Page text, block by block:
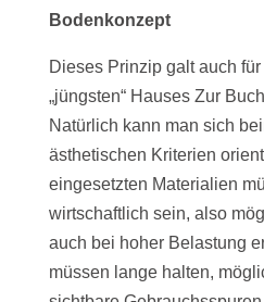
Bodenkonzept
Dieses Prinzip galt auch
„jüngsten“ Hauses Zur
Natürlich kann man sich
ästhetischen Kriterien
eingesetzten Materialien
wirtschaftlich sein, also
auch bei hoher Belastung
müssen lange halten,